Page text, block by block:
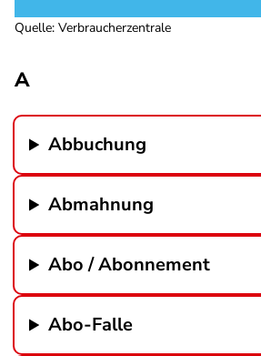
Quelle: Verbraucherzentrale
A
Abbuchung
Abmahnung
Abo / Abonnement
Abo-Falle